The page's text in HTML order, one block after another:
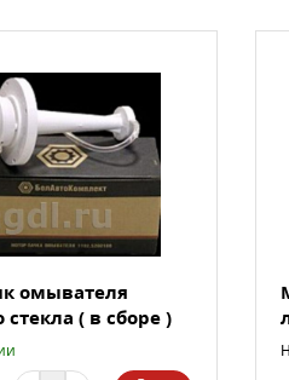
омывателя
стекла ( в сборе )